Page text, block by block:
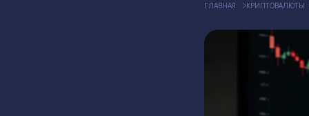
ГЛАВНАЯ КРИПТОВАЛЮТЫ